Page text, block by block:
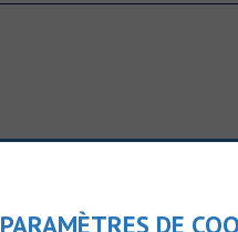
PARAMÈTRES DE